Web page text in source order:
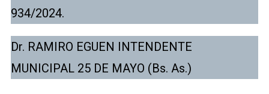
934/2024.
Dr. RAMIRO EGUEN INTENDENTE
MUNICIPAL 25 DE MAYO (Bs. As.)